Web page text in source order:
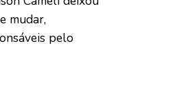
mudar,
pelo